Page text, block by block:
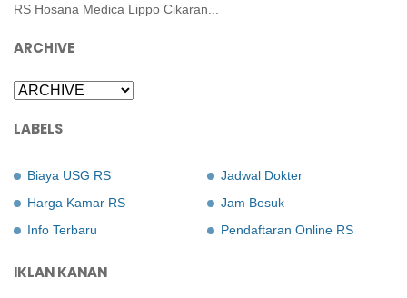
RS Hosana Medica Lippo Cikaran...
ARCHIVE
LABELS
Biaya USG RS
Harga Kamar RS
Info Terbaru
Jadwal Dokter
Jam Besuk
Pendaftaran Online RS
IKLAN KANAN